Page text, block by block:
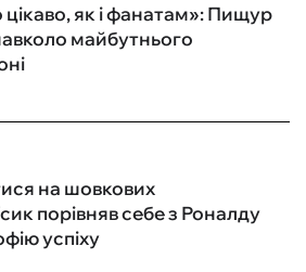
як і фанатам»: Пищур
майбутнього
на шовкових
порівняв себе з Роналду
успіху